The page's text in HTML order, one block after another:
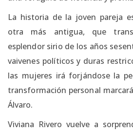
La historia de la joven pareja
otra más antigua, que
esplendor sirio de los años
vaivenes políticos y duras
las mujeres irá forjándose la
transformación personal
Álvaro.
Viviana Rivero vuelve a